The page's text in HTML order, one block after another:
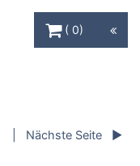
0
Nächste Seite